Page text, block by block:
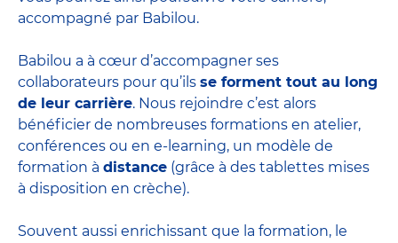
accompagné par Babilou.
Babilou a à cœur d’accompagner ses
collaborateurs pour qu’ils se forment tout au long
de leur carrière. Nous rejoindre c’est alors
bénéficier de nombreuses formations en atelier,
conférences ou en e-learning, un modèle de
formation à distance (grâce à des tablettes mises
à disposition en crèche).
Souvent aussi enrichissant que la formation, le